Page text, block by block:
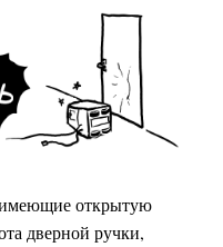
имеющие открытую
дверной ручки,